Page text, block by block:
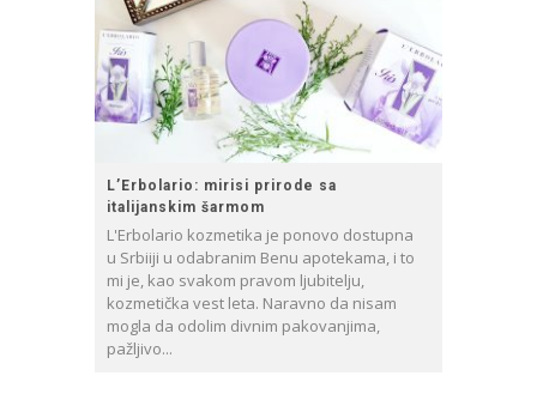
L’Erbolario: mirisi prirode sa
italijanskim šarmom
L'Erbolario kozmetika je ponovo dostupna
u Srbiiji u odabranim Benu apotekama, i to
mi je, kao svakom pravom ljubitelju,
kozmetička vest leta. Naravno da nisam
mogla da odolim divnim pakovanjima,
pažljivo...